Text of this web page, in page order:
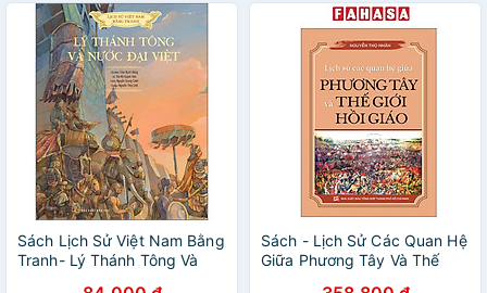
Sách Lịch Sử Việt Nam Bằng
Tranh- Lý Thánh Tông Và
Sách - Lịch Sử Các Quan Hệ
Giữa Phương Tây Và Thế